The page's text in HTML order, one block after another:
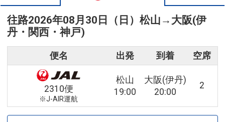
往路2026年08月30日（日） 松山 → 大阪(伊
丹・関西・神戸)
便名 出発 到着 空席
2310便
※J-AIR運航
松山
19:00
大阪(伊丹)
20:00
2